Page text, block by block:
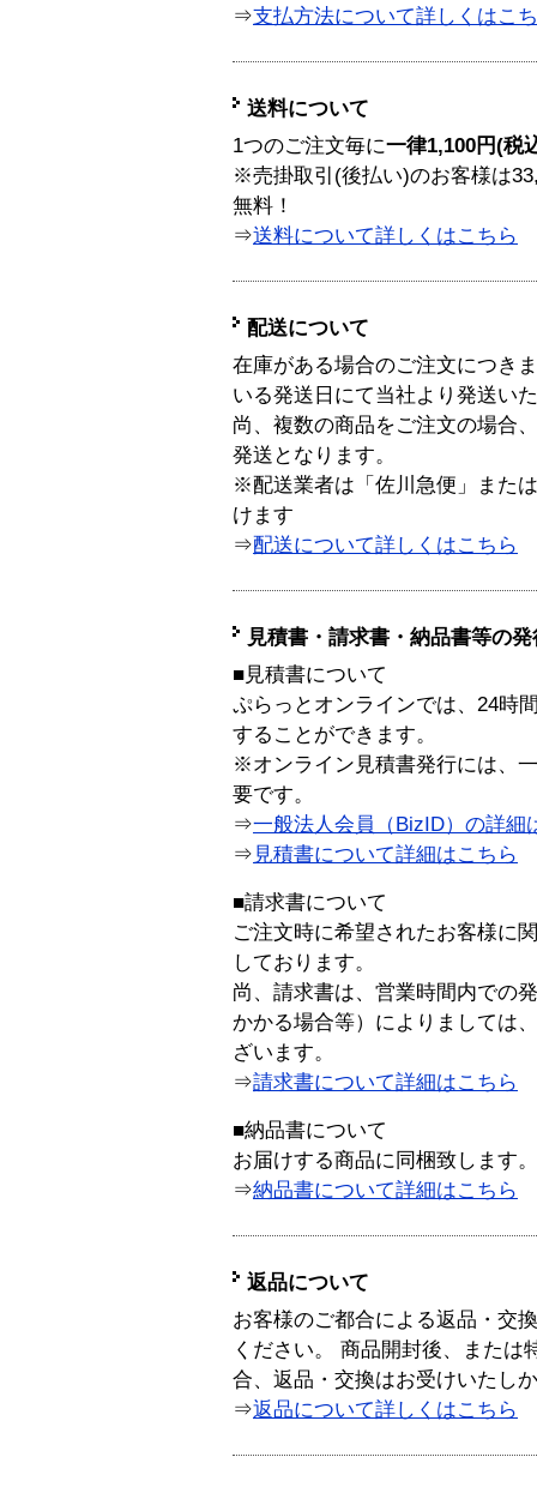
⇒支払方法について詳しくはこ
送料について
1つのご注文毎に一律1,100円(税
※売掛取引(後払い)のお客様は
無料！
⇒送料について詳しくはこちら
配送について
在庫がある場合のご注文につき
いる発送日にて当社より発送い
尚、複数の商品をご注文の場合
発送となります。
※配送業者は「佐川急便」また
けます
⇒配送について詳しくはこちら
見積書・請求書・納品書等の
■見積書について
ぷらっとオンラインでは、24時
することができます。
※オンライン見積書発行には、
要です。
⇒一般法人会員（BizID）の詳細
⇒ 見積書について詳細はこちら
■請求書について
ご注文時に希望されたお客様に
しております。
尚、請求書は、営業時間内での
かかる場合等）によりましては
ざいます。
⇒請求書について詳細はこちら
■納品書について
お届けする商品に同梱致します。
⇒納品書について詳細はこちら
返品について
お客様のご都合による返品・交
ください。 商品開封後、または
合、返品・交換はお受けいたし
⇒返品について詳しくはこちら